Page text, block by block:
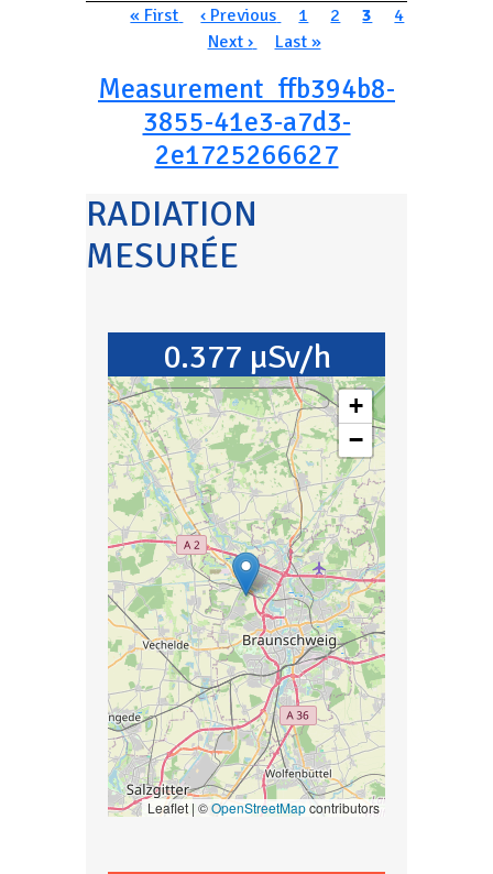
Pagination
Première page
« First Page précédente
‹ Previous Page
1 Page
2 Page courante
3 Page
4
Page suivante
Next › Dernière page
Last »
Measurement_ffb394b8-
3855-41e3-a7d3-
2e1725266627
RADIATION
MESURÉE
0.377 µSv/h
+
−
Leaflet | ©OpenStreetMapcontributors